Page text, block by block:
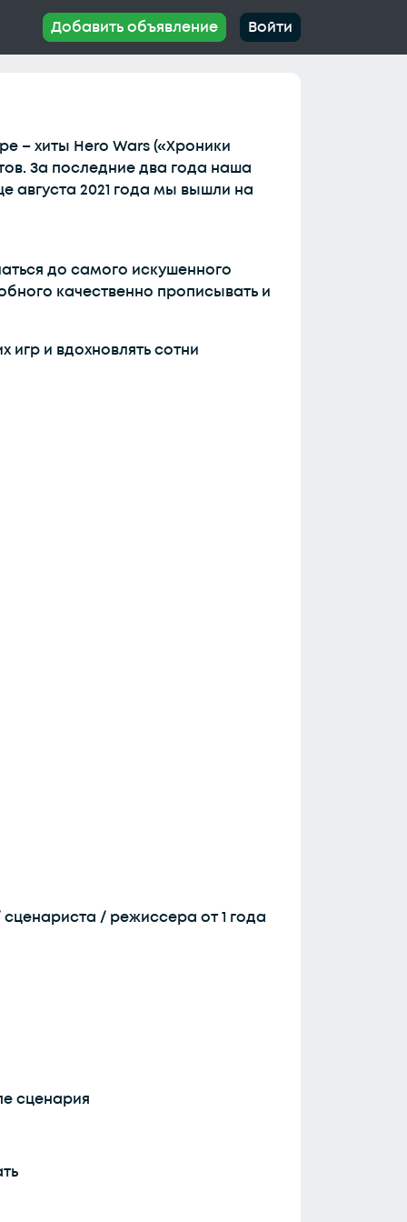
Добавить объявление Войти
– хиты Hero Wars («Хроники
За последние два года наша
августа 2021 года мы вышли на
до самого искушенного
качественно прописывать и
и вдохновлять сотни
/ режиссера от 1 года
сценария